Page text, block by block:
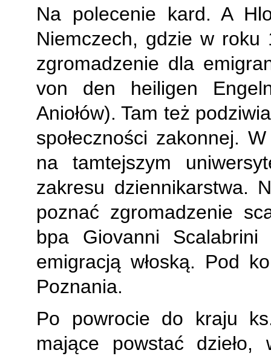
Na polecenie kard. A
Niemczech, gdzie w roku
zgromadzenie dla
von den heiligen
Aniołów). Tam też
społeczności zakonnej.
na tamtejszym
zakresu dziennikarstwa.
poznać zgromadzenie
bpa Giovanni
emigracją włoską. Pod
Poznania.
Po powrocie do kraju
mające powstać dzieło,